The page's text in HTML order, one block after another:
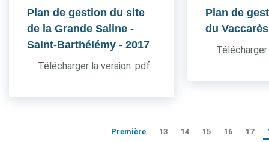
Plan de gestion du site
de la Grande Saline -
Saint-Barthélémy - 2017
Télécharger la version .pdf
Plan de
du Vaccarès
Première 13 14 15 16 17